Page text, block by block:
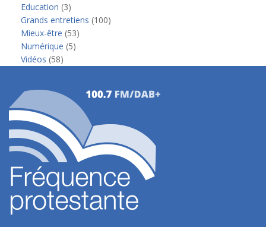
Education (3)
Grands entretiens (100)
Mieux-être (53)
Numérique (5)
Vidéos (58)